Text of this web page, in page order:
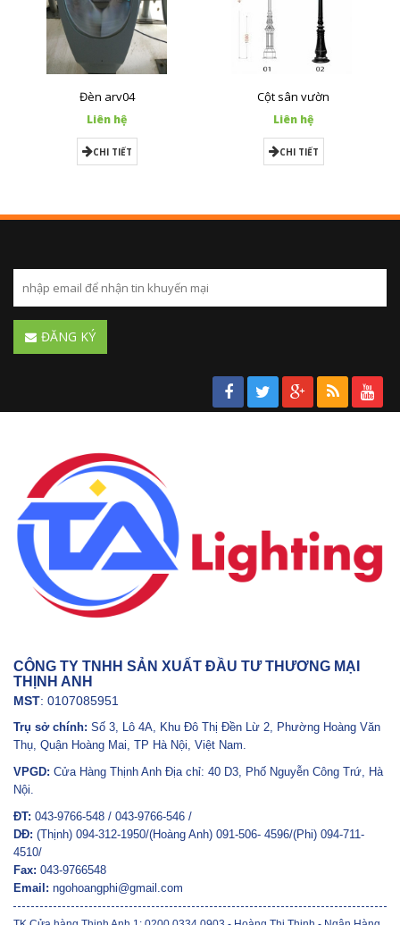
Đèn arv04
Liên hệ
CHI TIẾT
Cột sân vườn
Liên hệ
CHI TIẾT
ĐĂNG KÝ
CÔNG TY TNHH SẢN XUẤT ĐẦU TƯ THƯƠNG MẠI
THỊNH ANH
MST: 0107085951
Trụ sở chính: Số 3, Lô 4A, Khu Đô Thị Đền Lừ 2, Phường Hoàng Văn
Thụ, Quận Hoàng Mai, TP Hà Nội, Việt Nam.
VPGD: Cửa Hàng Thịnh Anh Địa chỉ: 40 D3, Phố Nguyễn Công Trứ, Hà
Nội.
ĐT: 043-9766-548 / 043-9766-546 /
DĐ: (Thịnh) 094-312-1950/(Hoàng Anh) 091-506- 4596/(Phi) 094-711-
4510/
Fax: 043-9766548
Email: ngohoangphi@gmail.com